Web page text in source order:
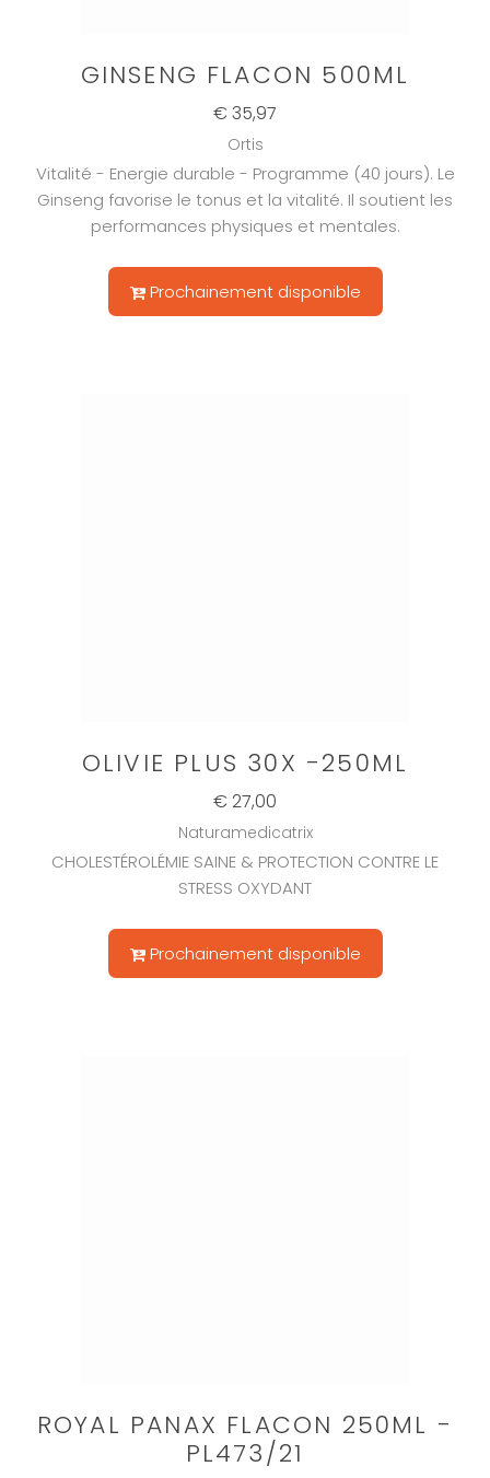
GINSENG FLACON 500ML
€ 35,97
Ortis
Vitalité - Energie durable - Programme (40 jours). Le
Ginseng favorise le tonus et la vitalité. Il soutient les
performances physiques et mentales.
Prochainement disponible
OLIVIE PLUS 30X -250ML
€ 27,00
Naturamedicatrix
CHOLESTÉROLÉMIE SAINE & PROTECTION CONTRE LE
STRESS OXYDANT
Prochainement disponible
ROYAL PANAX FLACON 250ML -
PL473/21